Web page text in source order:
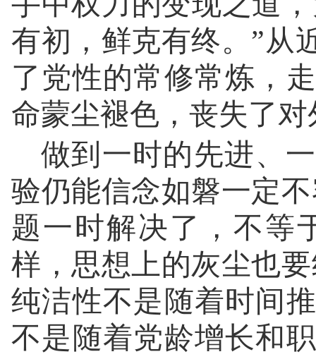
有初，鲜克有终。”从
了党性的常修常炼，
命蒙尘褪色，丧失了
做到一时的先进、
验仍能信念如磐一定
题一时解决了，不等
样，思想上的灰尘也
纯洁性不是随着时间
不是随着党龄增长和